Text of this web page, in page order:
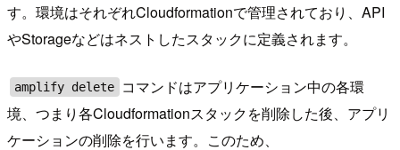
す。環境はそれぞれCloudformationで管理されており、API
やStorageなどはネストしたスタックに定義されます。
amplify delete
コマンドはアプリケーション中の各環
境、つまり各Cloudformationスタックを削除した後、アプリ
ケーションの削除を行います。このため、